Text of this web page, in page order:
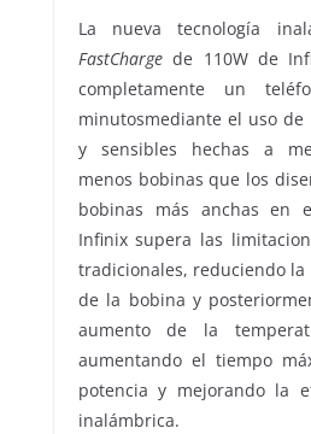
La nueva tecnología
FastChargede 110W de
completamente un
minutosmediante el uso de
y sensibles hechas a
menos bobinas que los
bobinas más anchas en
Infinix supera las
tradicionales, reduciendo
de la bobina y
aumento de la
aumentando el tiempo
potencia y mejorando la
inalámbrica.